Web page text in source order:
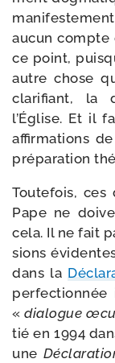
aucun compte
ce point,
autre chose
cla­ri­fiant, la
l’Église. Et il
affir­ma­tions
pré­pa­ra­tion
Toutefois, ces
Pape ne
cela. Il ne fait
sions
dans la
«dia­logue
tié en 1994
une